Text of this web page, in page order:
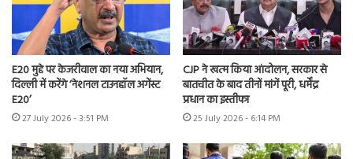
E20 मुद्दे पर केजरीवाल का नया अभियान,
दिल्ली में करेंगे ‘नेशनल टाउनहॉल अगेंस्ट
E20’
27 July 2026 - 3:51 PM
CJP ने खत्म किया आंदोलन, सरकार से
बातचीत के बाद तीनों मांगें पूरी, धर्मेंद्र
प्रधान का इस्तीफा
25 July 2026 - 6:14 PM